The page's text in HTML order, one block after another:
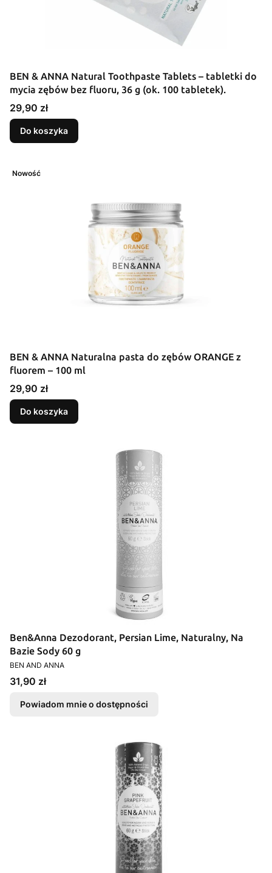
BEN & ANNA Natural Toothpaste Tablets – tabletki do
mycia zębów bez fluoru, 36 g (ok. 100 tabletek).
Cena
29,90 zł
Do koszyka
Nowość
BEN & ANNA Naturalna pasta do zębów ORANGE z
fluorem – 100 ml
Cena
29,90 zł
Do koszyka
Ben&Anna Dezodorant, Persian Lime, Naturalny, Na
Bazie Sody 60 g
PRODUCENT
BEN AND ANNA
Cena
31,90 zł
Powiadom mnie o dostępności